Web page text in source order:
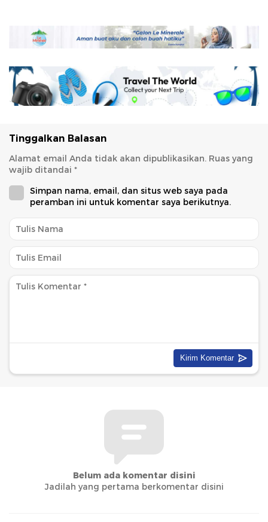
Tinggalkan Balasan
Alamat email Anda tidak akan dipublikasikan. Ruas yang
wajib ditandai *
Simpan nama, email, dan situs web saya pada
peramban ini untuk komentar saya berikutnya.
Belum ada komentar disini
Jadilah yang pertama berkomentar disini